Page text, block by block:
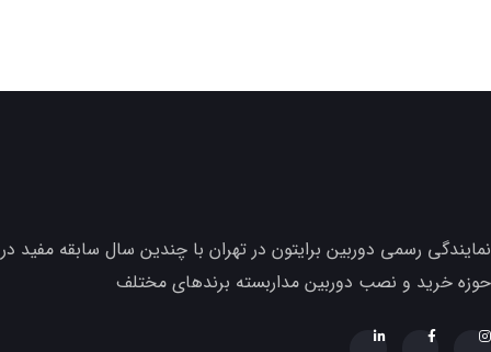
نمایندگی رسمی دوربین برایتون در تهران با چندین سال سابقه مفید در
حوزه خرید و نصب دوربین مداربسته برندهای مختلف